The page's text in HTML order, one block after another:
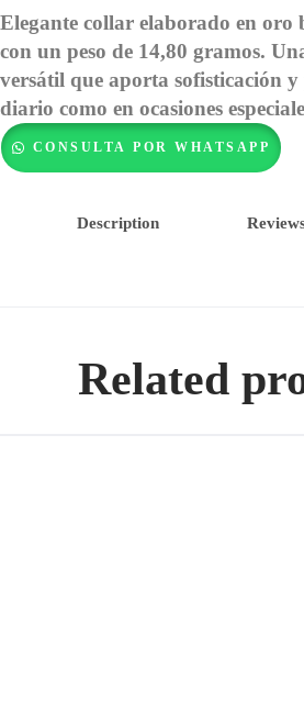
Elegante collar elaborado en oro
con un peso de 14,80 gramos.
versátil que aporta sofisticación
diario como en ocasiones
CONSULTA POR WHATSAPP
Description
Related